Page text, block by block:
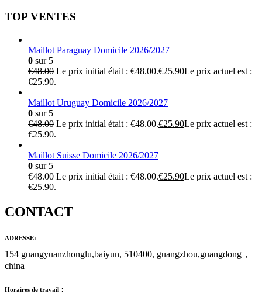
TOP VENTES
Maillot Paraguay Domicile 2026/2027
0 sur 5
€48.00 Le prix initial était : €48.00.€25.90Le prix actuel est :
€25.90.
Maillot Uruguay Domicile 2026/2027
0 sur 5
€48.00 Le prix initial était : €48.00.€25.90Le prix actuel est :
€25.90.
Maillot Suisse Domicile 2026/2027
0 sur 5
€48.00 Le prix initial était : €48.00.€25.90Le prix actuel est :
€25.90.
CONTACT
ADRESSE:
154 guangyuanzhonglu,baiyun, 510400, guangzhou,guangdong，
china
Horaires de travail：